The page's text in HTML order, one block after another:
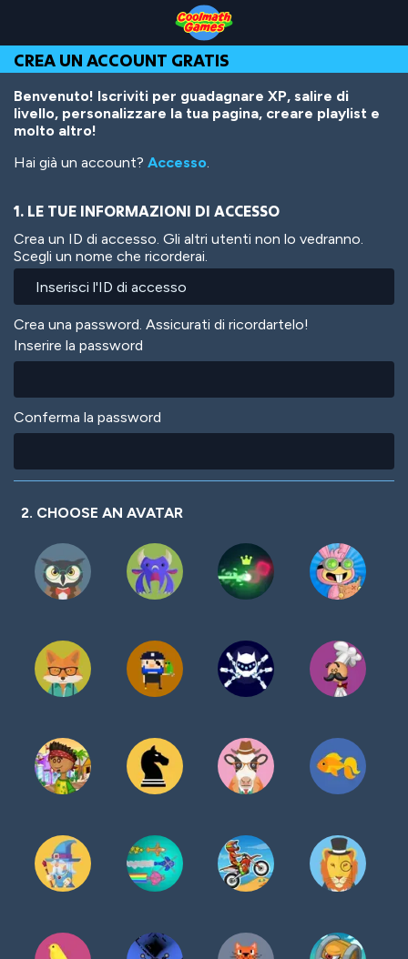
Top
of
Page
Navigation
Main
Content
Footer
contenuto
principale
CREA UN ACCOUNT GRATIS
Benvenuto! Iscriviti per guadagnare XP, salire di
livello, personalizzare la tua pagina, creare playlist e
molto altro!
Hai già un account? Accesso.
1. LE TUE INFORMAZIONI DI ACCESSO
Crea un ID di accesso. Gli altri utenti non lo vedranno.
Scegli un nome che ricorderai.
Crea una password. Assicurati di ricordartelo!
Inserire la password
Conferma la password
2. CHOOSE AN AVATAR